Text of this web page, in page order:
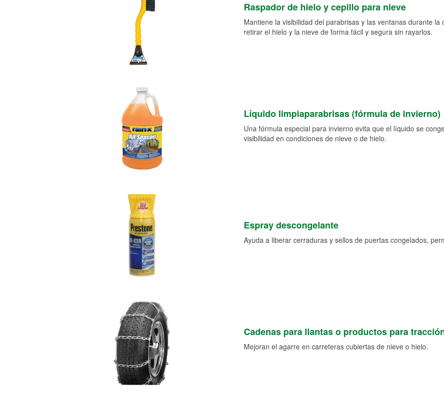
Raspador de hielo y cepillo para nieve
Mantiene la visibilidad del parabrisas y las ventanas durante
retirar el hielo y la nieve de forma fácil y segura sin rayarlos.
Líquido limpiaparabrisas (fórmula de invierno)
Una fórmula especial para invierno evita que el líquido se
visibilidad en condiciones de nieve o de hielo.
Espray descongelante
Ayuda a liberar cerraduras y sellos de puertas congelados,
Cadenas para llantas o productos para
Mejoran el agarre en carreteras cubiertas de nieve o hielo.